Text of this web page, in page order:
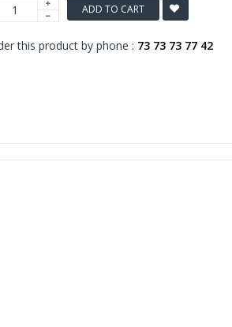
ADD TO CART
this product by phone : 73 73 73 77 42